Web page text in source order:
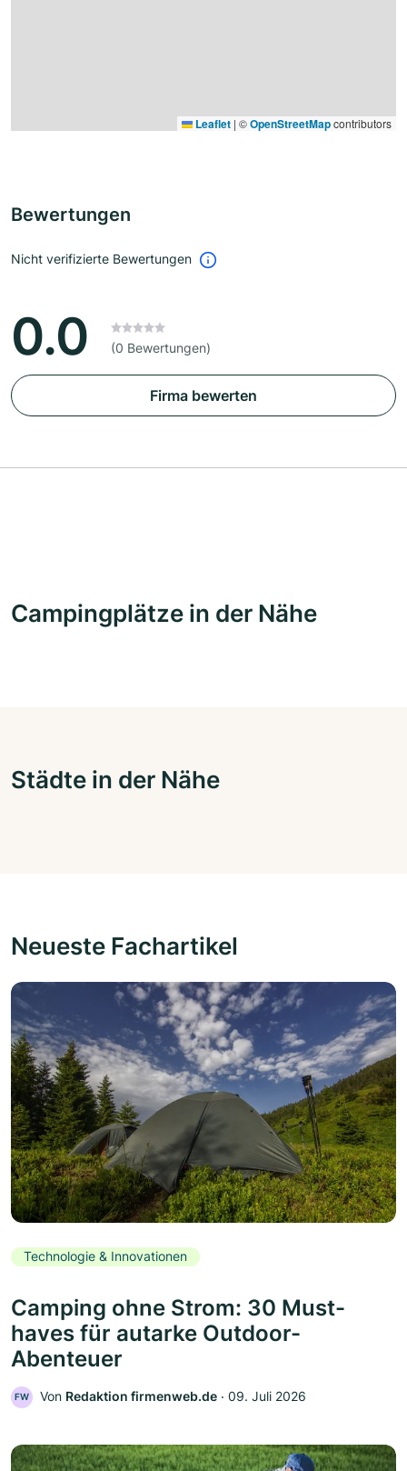
Leaflet | ©OpenStreetMapcontributors
Bewertungen
Nicht verifizierte Bewertungen
0.0 (0 Bewertungen)
Firma bewerten
Campingplätze in der Nähe
Städte in der Nähe
Neueste Fachartikel
Technologie & Innovationen
Camping ohne Strom: 30 Must-
haves für autarke Outdoor-
Abenteuer
FW Von Redaktion firmenweb.de ‧ 09. Juli 2026